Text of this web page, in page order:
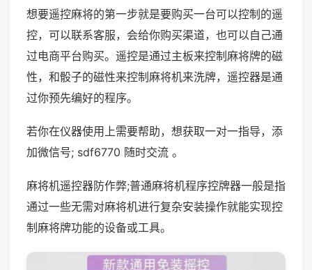
想要遥控麻将的第一步就是要购买一台可以控制的遥
控，可以联系客服，会给你购买渠道，也可以自己通
过电商平台购买。遥控是通过主板来控制麻将牌的磁
性，和骰子的磁性来控制麻将机来洗牌，遥控器是通
过你预先编好的程序。
若你在仪器使用上需要帮助，想获取一对一指导，添
加微信号; sdf6770 随时交流 。
麻将机遥控器防作弊;普通麻将机程序控牌器一般是指
通过一些无需对麻将机进行复杂安装操作就能实现控
制麻将牌功能的设备或工具。